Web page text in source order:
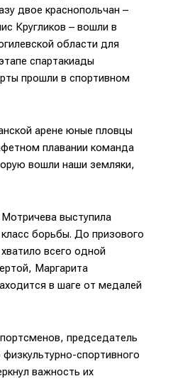
двое краснопольчан –
Кругликов – вошли в
области для
спартакиады
прошли в спортивном
арене юные пловцы
плавании команда
вошли наши земляки,
выступила
борьбы. До призового
всего одной
Маргарита
в шаге от медалей
председатель
спортивного
важность их